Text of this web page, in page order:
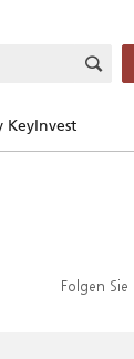
KeyInvest
Folgen